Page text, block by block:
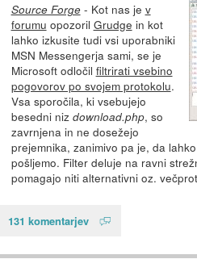
Source Forge- Kot nas je v
forumu opozoril Grudge in kot
lahko izkusite tudi vsi uporabniki
MSN Messengerja sami, se je
Microsoft odločil filtrirati vsebino
pogovorov po svojem protokolu.
Vsa sporočila, ki vsebujejo
besedni niz download.php, so
zavrnjena in ne dosežejo
prejemnika, zanimivo pa je, da
pošljemo. Filter deluje na ravni
pomagajo niti alternativni oz.
131 komentarjev